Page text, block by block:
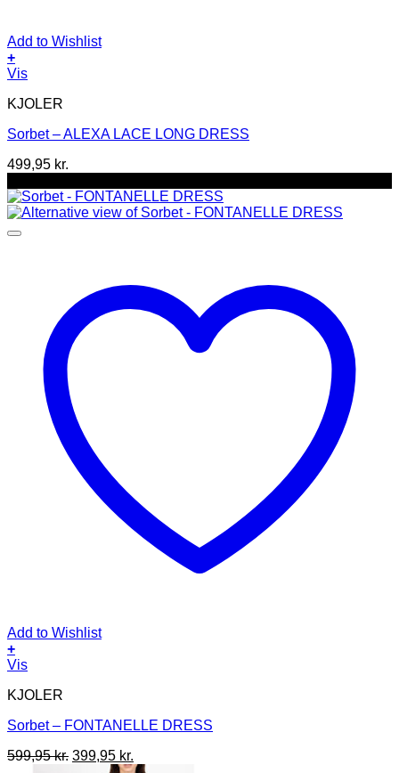
Add to Wishlist
+
Dette
har
varianter.
kan
på
varesiden
Vis
KJOLER
Sorbet – ALEXA LACE LONG DRESS
499,95 kr.
Add to Wishlist
+
Dette
har
varianter.
kan
Vis
KJOLER
Sorbet – FONTANELLE DRESS
599,95kr. Den
399,95 kr.